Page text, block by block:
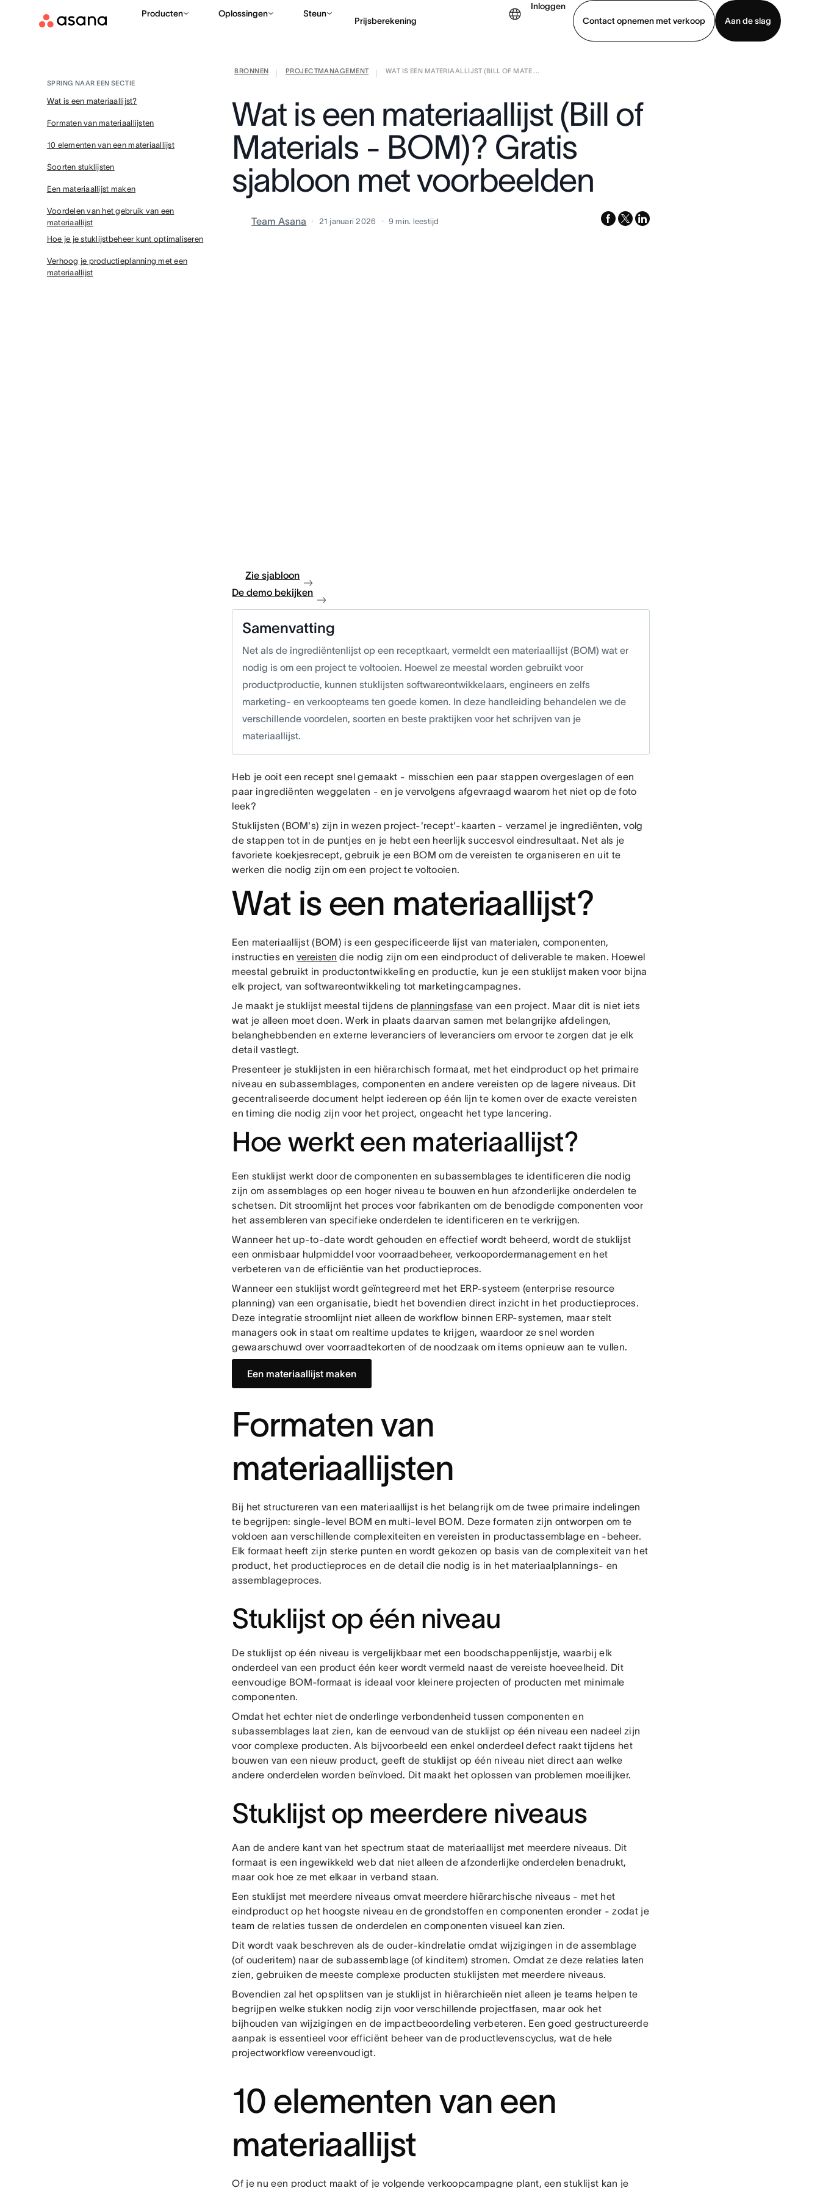
Producten Oplossingen Steun
Prijsberekening
Inloggen
Contact opnemen met verkoop
Aan de slag
Contact opnemen met verkoop
BRONNEN PROJECTMANAGEMENT WAT IS EEN MATERIAALLIJST (BILL OF MATE ...
Wat is een materiaallijst (Bill of
Materials - BOM)? Gratis
sjabloon met voorbeelden
Team Asana 21 januari 2026 9 min. leestijd facebook
x-
linkedin
SPRING NAAR EEN SECTIE
Wat is een materiaallijst?
Formaten van materiaallijsten
10 elementen van een materiaallijst
Soorten stuklijsten
Een materiaallijst maken
Voordelen van het gebruik van een
materiaallijst
Hoe je je stuklijstbeheer kunt optimaliseren
Verhoog je productieplanning met een
materiaallijst
Zie sjabloon
De demo bekijken
Samenvatting
Net als de ingrediëntenlijst op een receptkaart, vermeldt een materiaallijst (BOM) wat er
nodig is om een project te voltooien. Hoewel ze meestal worden gebruikt voor
productproductie, kunnen stuklijsten softwareontwikkelaars, engineers en zelfs
marketing- en verkoopteams ten goede komen. In deze handleiding behandelen we de
verschillende voordelen, soorten en beste praktijken voor het schrijven van je
materiaallijst.
Heb je ooit een recept snel gemaakt - misschien een paar stappen overgeslagen of een
paar ingrediënten weggelaten - en je vervolgens afgevraagd waarom het niet op de foto
leek?
Stuklijsten (BOM's) zijn in wezen project-'recept'-kaarten - verzamel je ingrediënten, volg
de stappen tot in de puntjes en je hebt een heerlijk succesvol eindresultaat. Net als je
favoriete koekjesrecept, gebruik je een BOM om de vereisten te organiseren en uit te
werken die nodig zijn om een project te voltooien.
Wat is een materiaallijst?
Een materiaallijst (BOM) is een gespecificeerde lijst van materialen, componenten,
instructies envereisten die nodig zijn om een eindproduct of deliverable te maken. Hoewel
meestal gebruikt in productontwikkeling en productie, kun je een stuklijst maken voor bijna
elk project, van softwareontwikkeling tot marketingcampagnes.
Je maakt je stuklijst meestal tijdens de planningsfase van een project. Maar dit is niet iets
wat je alleen moet doen. Werk in plaats daarvan samen met belangrijke afdelingen,
belanghebbenden en externe leveranciers of leveranciers om ervoor te zorgen dat je elk
detail vastlegt.
Presenteer je stuklijsten in een hiërarchisch formaat, met het eindproduct op het primaire
niveau en subassemblages, componenten en andere vereisten op de lagere niveaus. Dit
gecentraliseerde document helpt iedereen op één lijn te komen over de exacte vereisten
en timing die nodig zijn voor het project, ongeacht het type lancering.
Hoe werkt een materiaallijst?
Een stuklijst werkt door de componenten en subassemblages te identificeren die nodig
zijn om assemblages op een hoger niveau te bouwen en hun afzonderlijke onderdelen te
schetsen. Dit stroomlijnt het proces voor fabrikanten om de benodigde componenten voor
het assembleren van specifieke onderdelen te identificeren en te verkrijgen.
Wanneer het up-to-date wordt gehouden en effectief wordt beheerd, wordt de stuklijst
een onmisbaar hulpmiddel voor voorraadbeheer, verkoopordermanagement en het
verbeteren van de efficiëntie van het productieproces.
Wanneer een stuklijst wordt geïntegreerd met het ERP-systeem (enterprise resource
planning) van een organisatie, biedt het bovendien direct inzicht in het productieproces.
Deze integratie stroomlijnt niet alleen de workflow binnen ERP-systemen, maar stelt
managers ook in staat om realtime updates te krijgen, waardoor ze snel worden
gewaarschuwd over voorraadtekorten of de noodzaak om items opnieuw aan te vullen.
Een materiaallijst maken
Formaten van
materiaallijsten
Bij het structureren van een materiaallijst is het belangrijk om de twee primaire indelingen
te begrijpen: single-level BOM en multi-level BOM. Deze formaten zijn ontworpen om te
voldoen aan verschillende complexiteiten en vereisten in productassemblage en -beheer.
Elk formaat heeft zijn sterke punten en wordt gekozen op basis van de complexiteit van het
product, het productieproces en de detail die nodig is in het materiaalplannings- en
assemblageproces.
Stuklijst op één niveau
De stuklijst op één niveau is vergelijkbaar met een boodschappenlijstje, waarbij elk
onderdeel van een product één keer wordt vermeld naast de vereiste hoeveelheid. Dit
eenvoudige BOM-formaat is ideaal voor kleinere projecten of producten met minimale
componenten.
Omdat het echter niet de onderlinge verbondenheid tussen componenten en
subassemblages laat zien, kan de eenvoud van de stuklijst op één niveau een nadeel zijn
voor complexe producten. Als bijvoorbeeld een enkel onderdeel defect raakt tijdens het
bouwen van een nieuw product, geeft de stuklijst op één niveau niet direct aan welke
andere onderdelen worden beïnvloed. Dit maakt het oplossen van problemen moeilijker.
Stuklijst op meerdere niveaus
Aan de andere kant van het spectrum staat de materiaallijst met meerdere niveaus. Dit
formaat is een ingewikkeld web dat niet alleen de afzonderlijke onderdelen benadrukt,
maar ook hoe ze met elkaar in verband staan.
Een stuklijst met meerdere niveaus omvat meerdere hiërarchische niveaus - met het
eindproduct op het hoogste niveau en de grondstoffen en componenten eronder - zodat je
team de relaties tussen de onderdelen en componenten visueel kan zien.
Dit wordt vaak beschreven als de ouder-kindrelatie omdat wijzigingen in de assemblage
(of ouderitem) naar de subassemblage (of kinditem) stromen. Omdat ze deze relaties laten
zien, gebruiken de meeste complexe producten stuklijsten met meerdere niveaus.
Bovendien zal het opsplitsen van je stuklijst in hiërarchieën niet alleen je teams helpen te
begrijpen welke stukken nodig zijn voor verschillende projectfasen, maar ook het
bijhouden van wijzigingen en de impactbeoordeling verbeteren. Een goed gestructureerde
aanpak is essentieel voor efficiënt beheer van de productlevenscyclus, wat de hele
projectworkflow vereenvoudigt.
10 elementen van een
materiaallijst
Of je nu een product maakt of je volgende verkoopcampagne plant, een stuklijst kan je